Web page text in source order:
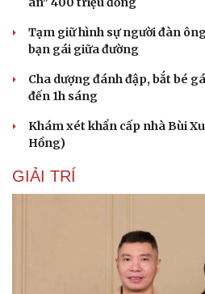
Tạm giữ hình sự người đàn
bạn gái giữa đường
Cha dượng đánh đập, bắt bé
đến 1h sáng
Khám xét khẩn cấp nhà Bùi
Hồng)
GIẢI TRÍ